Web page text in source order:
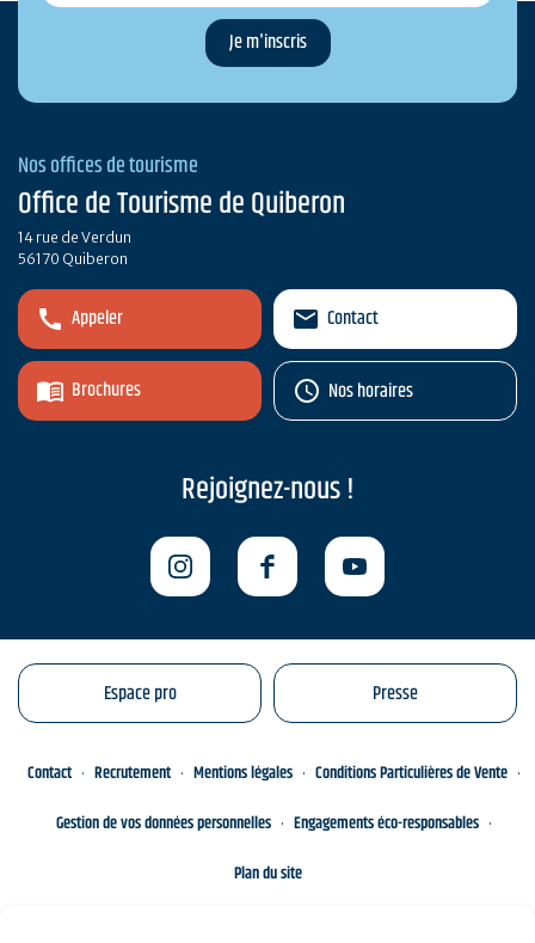
Nos offices de tourisme
Office de Tourisme de Quiberon
14 rue de Verdun
56170 Quiberon
Appeler
Brochures
Contact
Nos horaires
Rejoignez-nous !
Espace pro Presse
Contact Recrutement Mentions légales
Conditions Particulières de Vente
Gestion de vos données personnelles
Engagements éco-responsables
Plan du site